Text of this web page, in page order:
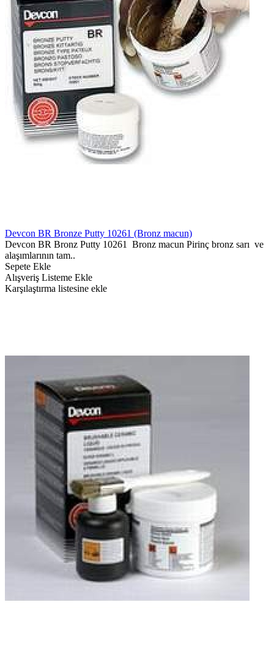
Devcon BR Bronze Putty 10261 (Bronz macun)
Devcon BR Bronz Putty 10261 Bronz macun Pirinç bronz sarı ve
alaşımlarının tam..
Sepete Ekle
Alışveriş Listeme Ekle
Karşılaştırma listesine ekle